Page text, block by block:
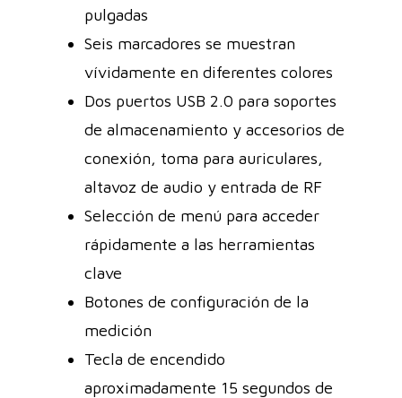
pulgadas
Seis marcadores se muestran
vívidamente en diferentes colores
Dos puertos USB 2.0 para soportes
de almacenamiento y accesorios de
conexión, toma para auriculares,
altavoz de audio y entrada de RF
Selección de menú para acceder
rápidamente a las herramientas
clave
Botones de configuración de la
medición
Tecla de encendido
aproximadamente 15 segundos de